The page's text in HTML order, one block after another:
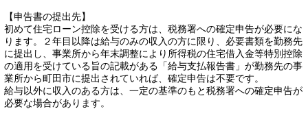
【申告書の提出先】
初めて住宅ローン控除を受ける方は、税務署への確定申告が必要にな
ります。２年目以降は給与のみの収入の方に限り、必要書類を勤務先
に提出し、事業所から年末調整により所得税の住宅借入金等特別控除
の適用を受けている旨の記載がある「給与支払報告書」が勤務先の事
業所から町田市に提出されていれば、確定申告は不要です。
給与以外に収入のある方は、一定の基準のもと税務署への確定申告が
必要な場合があります。